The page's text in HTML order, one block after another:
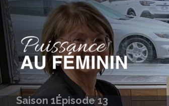
Saison 1Épisode 13